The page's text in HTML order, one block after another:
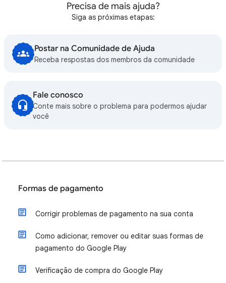
Precisa de mais ajuda?
Siga as próximas etapas:
Postar na Comunidade de Ajuda
Receba respostas dos membros da comunidade
Fale conosco
Conte mais sobre o problema para podermos ajudar
você
Formas de pagamento
Corrigir problemas de pagamento na sua conta
Como adicionar, remover ou editar suas formas de
pagamento do Google Play
Verificação de compra do Google Play